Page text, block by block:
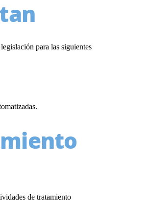
para las siguientes
de tratamiento